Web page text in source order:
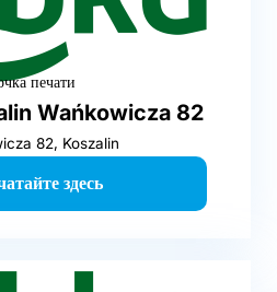
печати
Wańkowicza 82
82, Koszalin
здесь